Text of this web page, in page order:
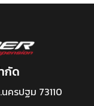
กัด
ครปฐม 73110